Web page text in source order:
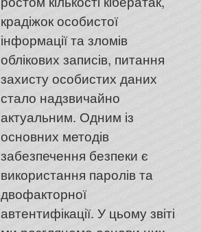
крадіжок особистої
інформації та зломів
облікових записів, питання
захисту особистих даних
стало надзвичайно
актуальним. Одним із
основних методів
забезпечення безпеки є
використання паролів та
двофакторної
автентифікації. У цьому звіті